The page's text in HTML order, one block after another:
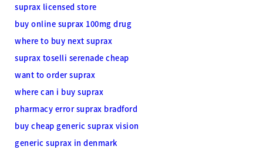
suprax licensed store
buy online suprax 100mg drug
where to buy next suprax
suprax toselli serenade cheap
want to order suprax
where can i buy suprax
pharmacy error suprax bradford
buy cheap generic suprax vision
generic suprax in denmark